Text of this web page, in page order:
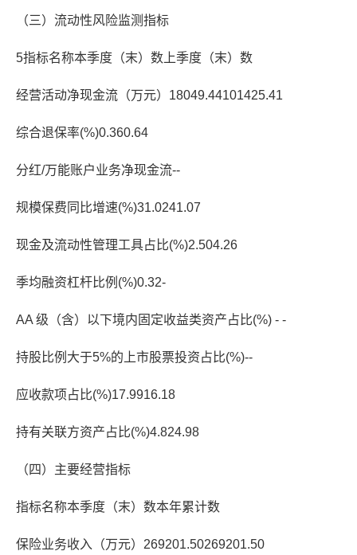
（三）流动性风险监测指标
5指标名称本季度（末）数上季度（末）数
经营活动净现金流（万元）18049.44101425.41
综合退保率(%)0.360.64
分红/万能账户业务净现金流--
规模保费同比增速(%)31.0241.07
现金及流动性管理工具占比(%)2.504.26
季均融资杠杆比例(%)0.32-
AA 级（含）以下境内固定收益类资产占比(%) - -
持股比例大于5%的上市股票投资占比(%)--
应收款项占比(%)17.9916.18
持有关联方资产占比(%)4.824.98
（四）主要经营指标
指标名称本季度（末）数本年累计数
保险业务收入（万元）269201.50269201.50